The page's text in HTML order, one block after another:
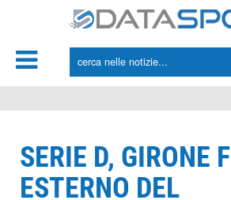
SERIE D, GIRONE
ESTERNO DEL